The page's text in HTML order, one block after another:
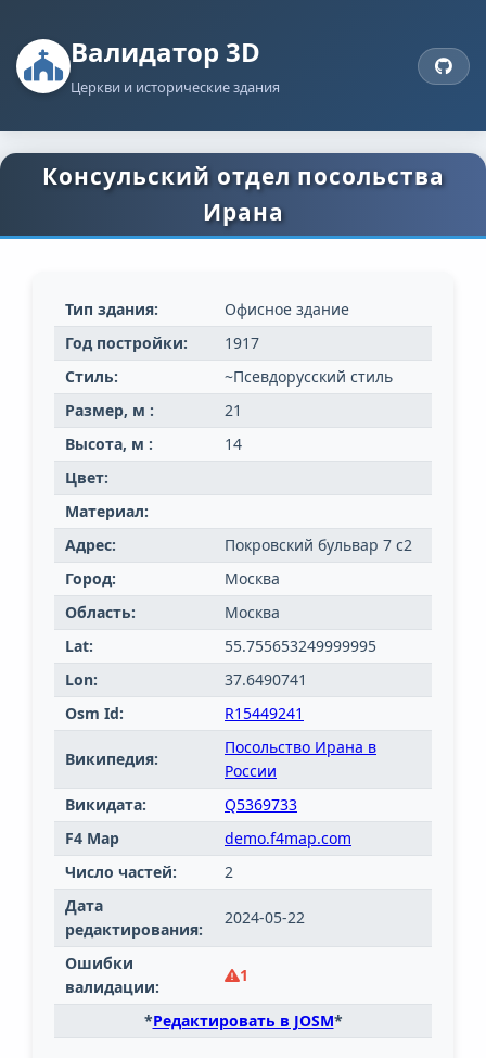
Валидатор 3D
Церкви и исторические здания
Консульский отдел посольства
Ирана
Тип здания:
Офисное здание
Год постройки:
1917
Стиль:
~Псевдорусский стиль
Размер, м :
21
Высота, м :
14
Цвет:
Материал:
Адрес:
Покровский бульвар 7 с2
Город:
Москва
Область:
Москва
Lat:
55.755653249999995
Lon:
37.6490741
Osm Id:
R15449241
Википедия:
Посольство Ирана в
России
Викидата:
Q5369733
F4 Map
demo.f4map.com
Число частей:
2
Дата
редактирования:
2024-05-22
Ошибки
валидации:
1
*Редактировать в JOSM*